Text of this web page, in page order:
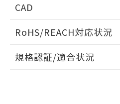
CAD
ドすることができます。
ログイン/
RoHS/REACH対応状況
EU RoHS 注意事項・凡例
規格認証/適合状況